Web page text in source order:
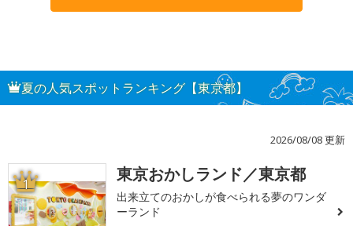
夏の人気スポットランキング【東京都】
2026/08/08 更新
1 東京おかしランド／東京都
出来立てのおかしが食べられる夢のワンダ
ーランド